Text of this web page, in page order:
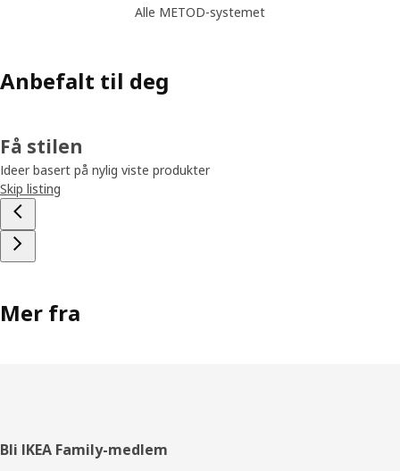
Alle METOD-systemet
Anbefalt til deg
Få stilen
Ideer basert på nylig viste produkter
Skip listing
Mer fra
Bunntekst
Bli IKEA Family-medlem